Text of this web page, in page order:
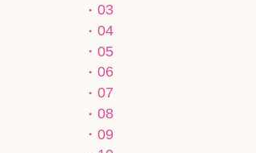
03
04
05
06
07
08
09